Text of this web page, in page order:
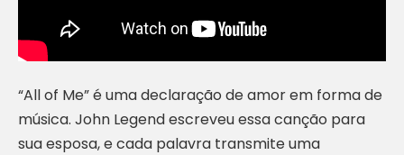
“All of Me” é uma declaração de amor em forma de
música. John Legend escreveu essa canção para
sua esposa, e cada palavra transmite uma